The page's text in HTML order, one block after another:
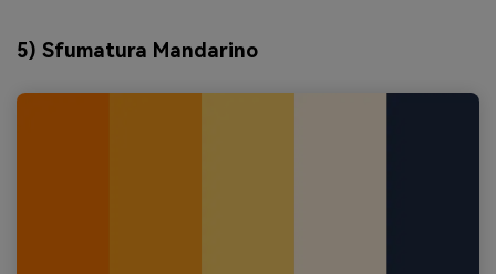
5) Sfumatura Mandarino